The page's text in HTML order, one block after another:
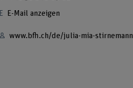
E-Mail anzeigen
www.bfh.ch/de/julia-mia-stirnemann